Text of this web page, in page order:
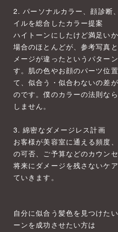
2. パーソナルカラー、顔診断
イルを総合したカラー提案
ハイトーンにしたけど満足い
場合のほとんどが、参考写真
メージが違ったというパター
す。肌の色やお顔のパーツ位
て、似合う・似合わないの差
のです。僕のカラーの法則な
しません。
3. 綿密なダメージレス計画
お客様が美容室に通える頻度
の可否、ご予算などのカウン
将来にダメージを残さないケ
ていきます。
自分に似合う髪色を見つけた
ーンを成功させたい方は